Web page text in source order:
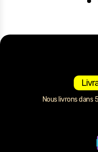
Nous livrons dans